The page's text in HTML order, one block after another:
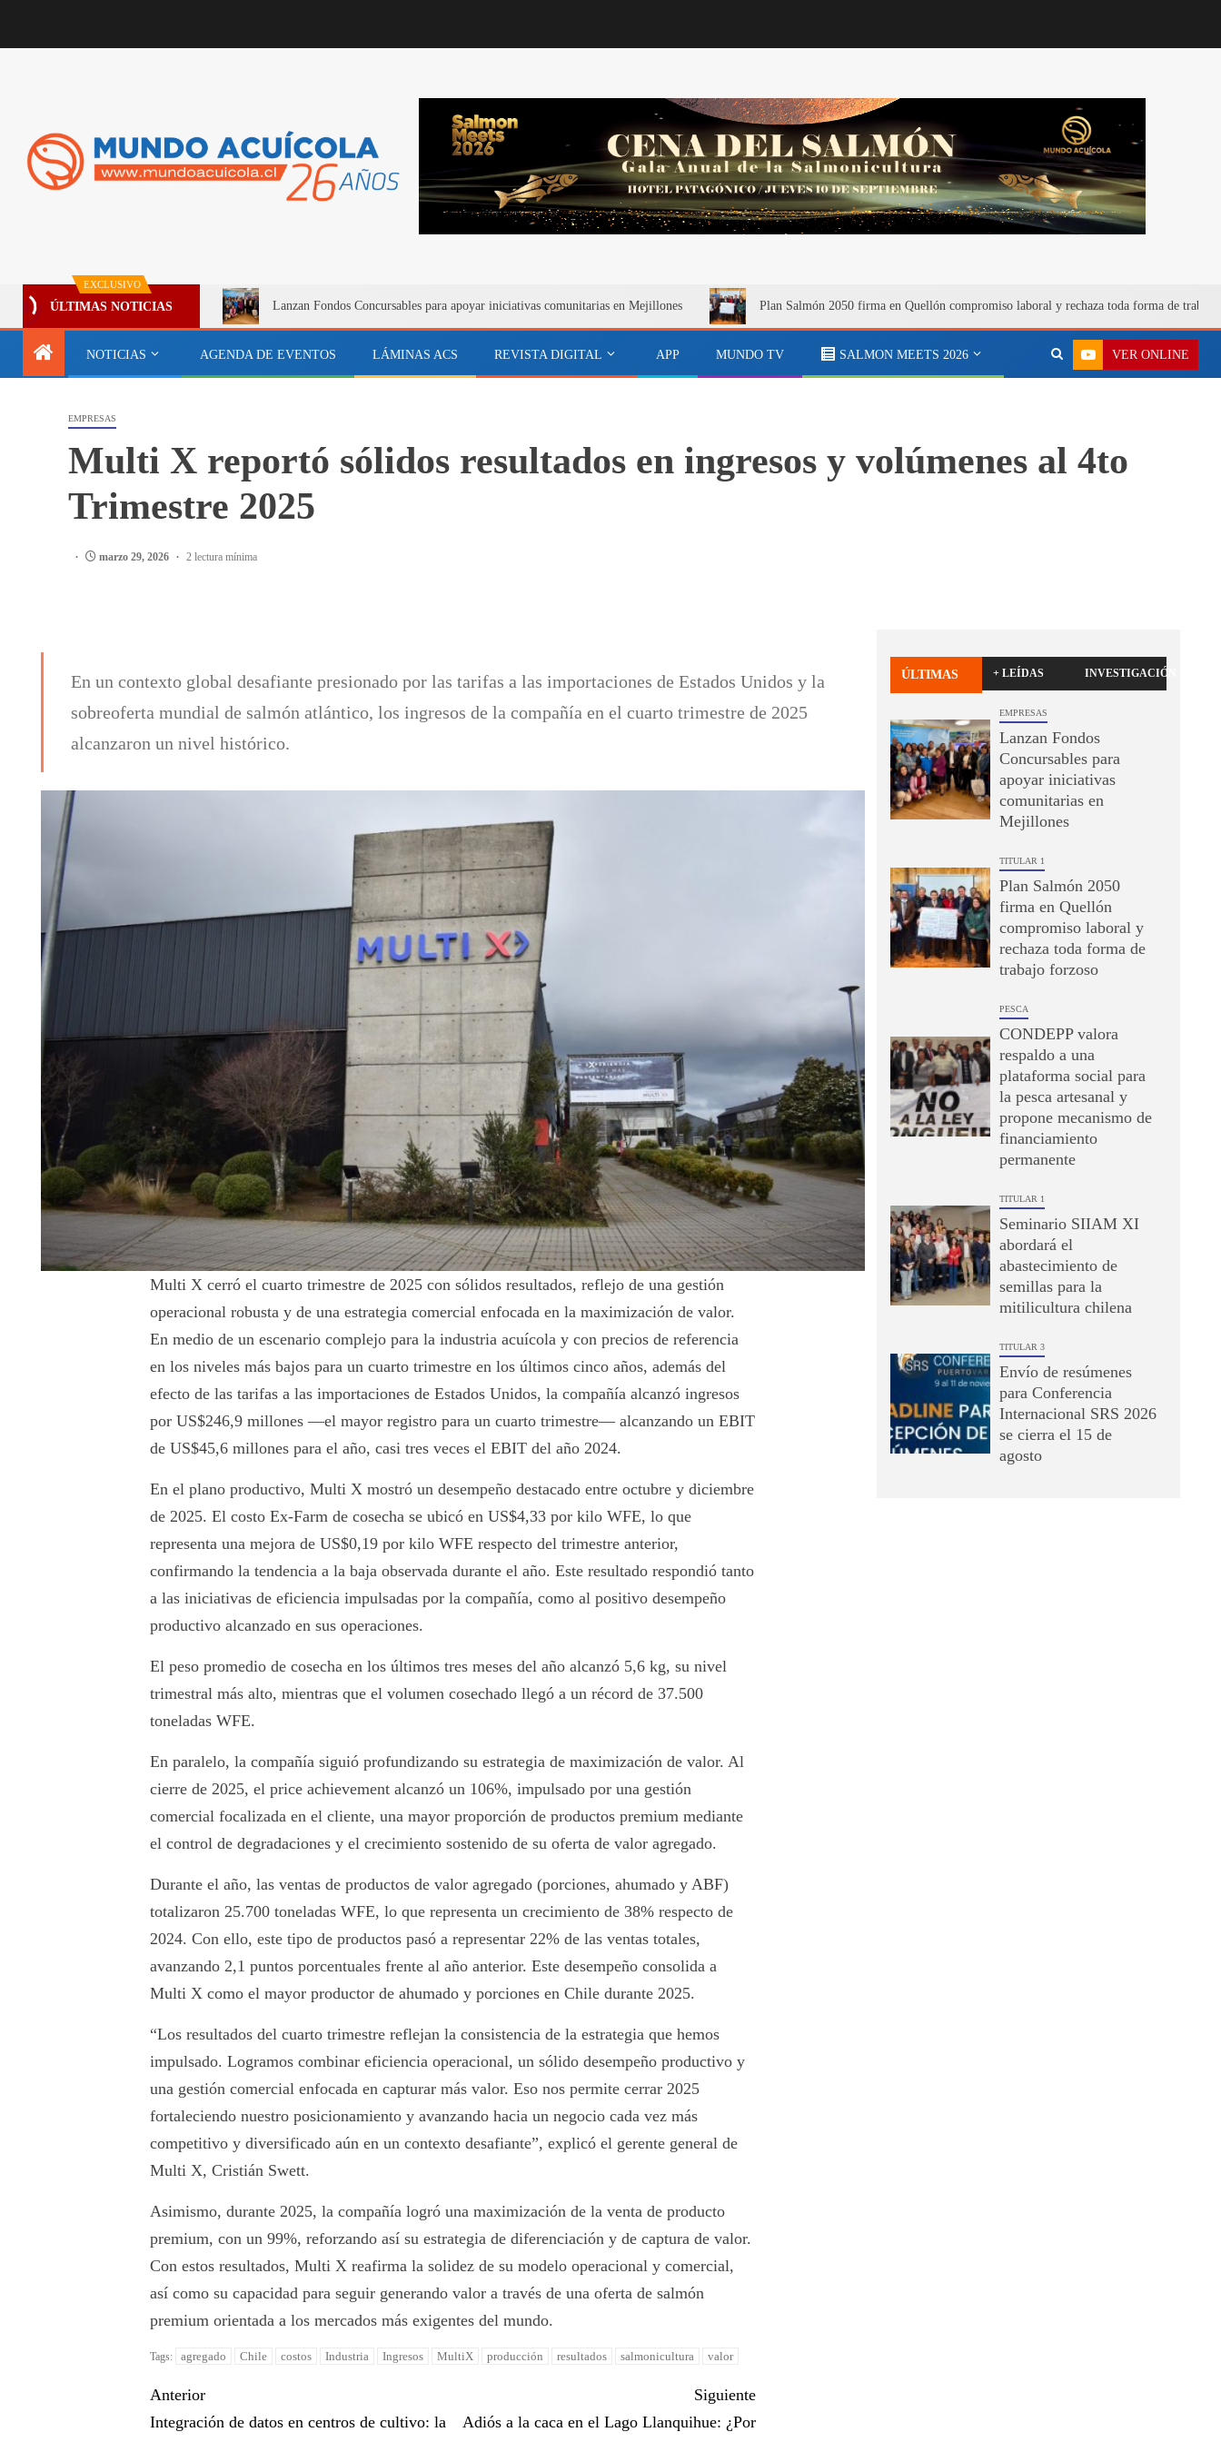
EXCLUSIVO
ÚLTIMAS NOTICIAS Lanzan Fondos Concursables para apoyar iniciativas comunitarias en Mejillones Plan Salmón 2050 firma en Quellón compromiso laboral y rechaza toda forma de
NOTICIAS AGENDA DE EVENTOS LÁMINAS ACS REVISTA DIGITAL APP MUNDO TV SALMON MEETS 2026 VER ONLINE
EMPRESAS
Multi X reportó sólidos resultados en ingresos y volúmenes al 4to
Trimestre 2025
marzo 29, 2026 2 lectura mínima
En un contexto global desafiante presionado por las tarifas a las importaciones de Estados Unidos y la
sobreoferta mundial de salmón atlántico, los ingresos de la compañía en el cuarto trimestre de 2025
alcanzaron un nivel histórico.
Multi X cerró el cuarto trimestre de 2025 con sólidos resultados, reflejo de una gestión
operacional robusta y de una estrategia comercial enfocada en la maximización de valor.
En medio de un escenario complejo para la industria acuícola y con precios de referencia
en los niveles más bajos para un cuarto trimestre en los últimos cinco años, además del
efecto de las tarifas a las importaciones de Estados Unidos, la compañía alcanzó ingresos
por US$246,9 millones —el mayor registro para un cuarto trimestre— alcanzando un EBIT
de US$45,6 millones para el año, casi tres veces el EBIT del año 2024.
En el plano productivo, Multi X mostró un desempeño destacado entre octubre y diciembre
de 2025. El costo Ex-Farm de cosecha se ubicó en US$4,33 por kilo WFE, lo que
representa una mejora de US$0,19 por kilo WFE respecto del trimestre anterior,
confirmando la tendencia a la baja observada durante el año. Este resultado respondió tanto
a las iniciativas de eficiencia impulsadas por la compañía, como al positivo desempeño
productivo alcanzado en sus operaciones.
El peso promedio de cosecha en los últimos tres meses del año alcanzó 5,6 kg, su nivel
trimestral más alto, mientras que el volumen cosechado llegó a un récord de 37.500
toneladas WFE.
En paralelo, la compañía siguió profundizando su estrategia de maximización de valor. Al
cierre de 2025, el price achievement alcanzó un 106%, impulsado por una gestión
comercial focalizada en el cliente, una mayor proporción de productos premium mediante
el control de degradaciones y el crecimiento sostenido de su oferta de valor agregado.
Durante el año, las ventas de productos de valor agregado (porciones, ahumado y ABF)
totalizaron 25.700 toneladas WFE, lo que representa un crecimiento de 38% respecto de
2024. Con ello, este tipo de productos pasó a representar 22% de las ventas totales,
avanzando 2,1 puntos porcentuales frente al año anterior. Este desempeño consolida a
Multi X como el mayor productor de ahumado y porciones en Chile durante 2025.
“Los resultados del cuarto trimestre reflejan la consistencia de la estrategia que hemos
impulsado. Logramos combinar eficiencia operacional, un sólido desempeño productivo y
una gestión comercial enfocada en capturar más valor. Eso nos permite cerrar 2025
fortaleciendo nuestro posicionamiento y avanzando hacia un negocio cada vez más
competitivo y diversificado aún en un contexto desafiante”, explicó el gerente general de
Multi X, Cristián Swett.
Asimismo, durante 2025, la compañía logró una maximización de la venta de producto
premium, con un 99%, reforzando así su estrategia de diferenciación y de captura de valor.
Con estos resultados, Multi X reafirma la solidez de su modelo operacional y comercial,
así como su capacidad para seguir generando valor a través de una oferta de salmón
premium orientada a los mercados más exigentes del mundo.
Tags: agregado Chile costos Industria Ingresos MultiX producción resultados salmonicultura valor
Anterior
Integración de datos en centros de cultivo: la
Siguiente
Adiós a la caca en el Lago Llanquihue: ¿Por
ÚLTIMAS + LEÍDAS INVESTIGACIÓN
EMPRESAS
Lanzan Fondos
Concursables para
apoyar iniciativas
comunitarias en
Mejillones
TITULAR 1
Plan Salmón 2050
firma en Quellón
compromiso laboral y
rechaza toda forma de
trabajo forzoso
PESCA
CONDEPP valora
respaldo a una
plataforma social para
la pesca artesanal y
propone mecanismo de
financiamiento
permanente
TITULAR 1
Seminario SIIAM XI
abordará el
abastecimiento de
semillas para la
mitilicultura chilena
TITULAR 3
Envío de resúmenes
para Conferencia
Internacional SRS 2026
se cierra el 15 de
agosto